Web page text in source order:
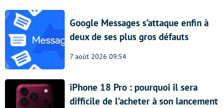
Google Messages s’attaque enfin à
deux de ses plus gros défauts
7 août 2026 09:54
iPhone 18 Pro : pourquoi il sera
difficile de l’acheter à son lancement